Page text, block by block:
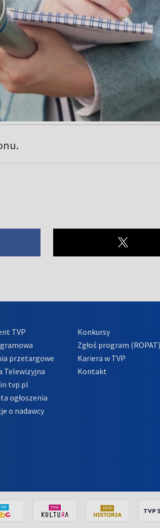
TVP
przetargowe
Telewizyjna
tvp.pl
ogłoszenia
o nadawcy
Konkursy
Zgłoś program (ROPAT)
Kariera w TVP
Kontakt